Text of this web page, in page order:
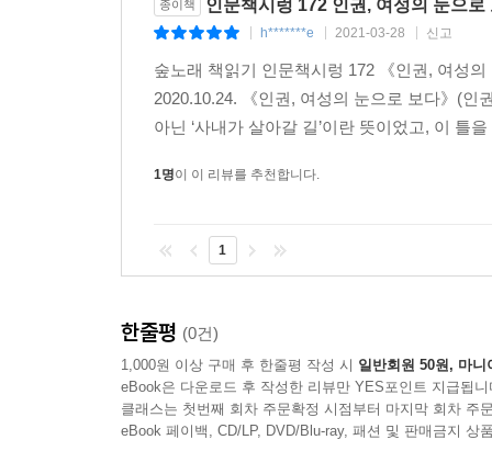
종이책 인문책시렁 172 인권, 여성의 눈으로
h*******e 2021-03-28 신고
숲노래 책읽기 인문책시렁 172 《인권, 여성
2020.10.24. 《인권, 여성의 눈으로 보다》(인
아닌 ‘사내가 살아갈 길’이란 뜻이었고, 이 틀
1명이 이 리뷰를 추천합니다.
1
한줄평 (0건)
1,000원 이상 구매 후 한줄평 작성 시 일반회원 50원, 마니
eBook은 다운로드 후 작성한 리뷰만 YES포인트 지급됩니
클래스는 첫번째 회차 주문확정 시점부터 마지막 회차 주
eBook 페이백, CD/LP, DVD/Blu-ray, 패션 및 판매금지 상